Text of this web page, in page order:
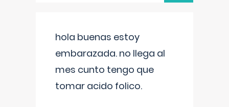
hola buenas estoy
embarazada. no llega al
mes cunto tengo que
tomar acido folico.